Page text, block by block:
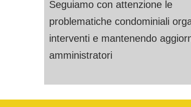
Seguiamo con attenzione le
problematiche condominiali
interventi e mantenendo
amministratori